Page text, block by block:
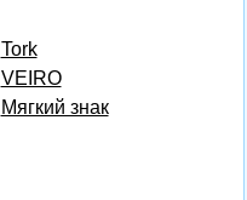
Tork
VEIRO
Мягкий знак